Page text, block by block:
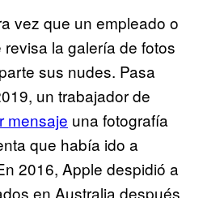
vez que un empleado o
la galería de fotos
sus nudes. Pasa
un trabajador de
mensaje una fotografía
que había ido a
2016, Apple despidió a
en Australia después